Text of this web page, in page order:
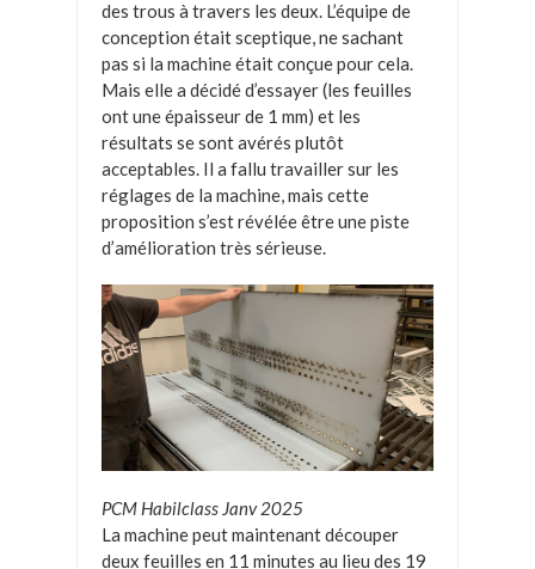
des trous à travers les deux. L’équipe de
conception était sceptique, ne sachant
pas si la machine était conçue pour cela.
Mais elle a décidé d’essayer (les feuilles
ont une épaisseur de 1 mm) et les
résultats se sont avérés plutôt
acceptables. Il a fallu travailler sur les
réglages de la machine, mais cette
proposition s’est révélée être une piste
d’amélioration très sérieuse.
PCM Habilclass Janv 2025
La machine peut maintenant découper
deux feuilles en 11 minutes au lieu des 19